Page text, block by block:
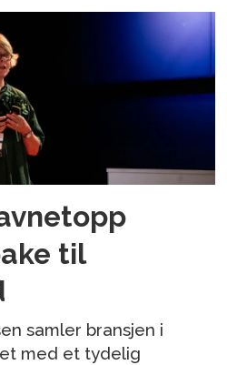
til
samler bransjen i
med et tydelig